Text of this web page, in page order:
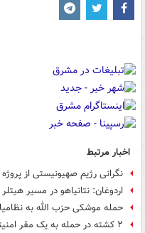
اخبار مرتبط
نگرانی رژیم صهیونیستی از
اردوغان: نتانیاهو در مسیر
حمله موشکی حزب الله به
۲ کشته در حمله به یک مقر امنیتی در استان رقه سوریه